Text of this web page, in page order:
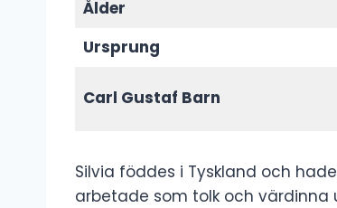
Ålder
Ursprung
Carl Gustaf Barn
Silvia föddes i Tyskland och
arbetade som tolk och värdinna